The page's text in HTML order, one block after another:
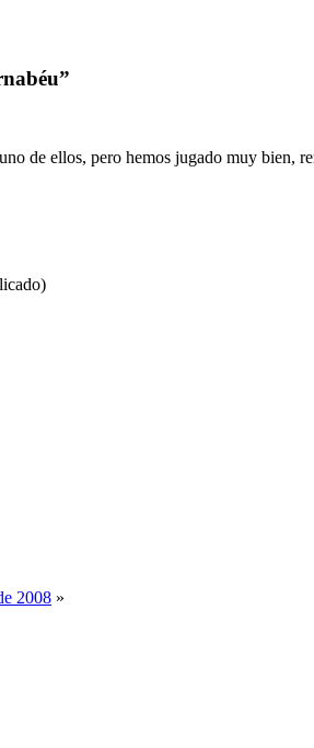
de ellos, pero hemos jugado muy bien,
2008 »